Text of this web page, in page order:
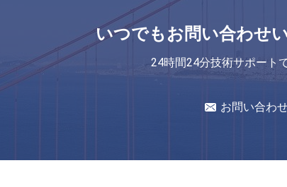
た水分解のペーパー行間に書き込む生地
PVAの水溶性の非編まれた生地、水分解のペーパー行間に書き込む生地
刺繍、透明なPVAのDissolvable刺繍の裏付けのための冷たい水溶性のフィルム
刺繍
いつでもお問い合わせ
24時間24分技術サポート
お問い合わ